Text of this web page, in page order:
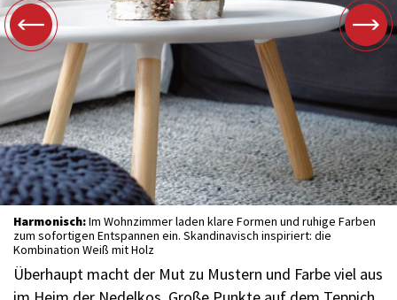
Harmonisch:Im Wohnzimmer laden klare Formen und ruhige Farben
zum sofortigen Entspannen ein. Skandinavisch inspiriert: die
Kombination Weiß mit Holz
Überhaupt macht der Mut zu Mustern und Farbe viel aus